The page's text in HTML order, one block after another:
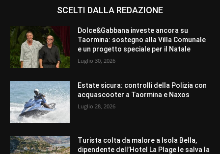
SCELTI DALLA REDAZIONE
Dolce&Gabbana investe ancora su
Taormina: sostegno alla Villa Comunale
e un progetto speciale per il Natale
Luglio 30, 2026
Estate sicura: controlli della Polizia con
acquascooter a Taormina e Naxos
Luglio 28, 2026
Turista colta da malore a Isola Bella,
dipendente dell’Hotel La Plage le salva la